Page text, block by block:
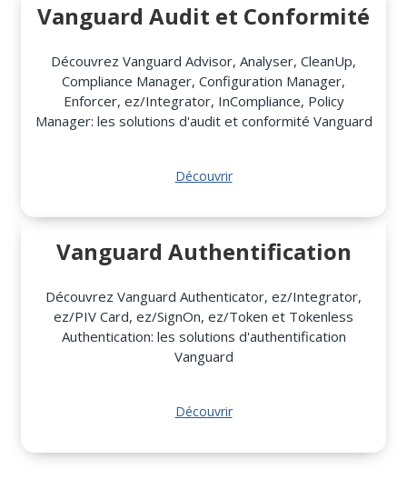
Vanguard Audit et Conformité
Découvrez Vanguard Advisor, Analyser, CleanUp,
Compliance Manager, Configuration Manager,
Enforcer, ez/Integrator, InCompliance, Policy
Manager: les solutions d'audit et conformité Vanguard
Découvrir
Vanguard Authentification
Découvrez Vanguard Authenticator, ez/Integrator,
ez/PIV Card, ez/SignOn, ez/Token et Tokenless
Authentication: les solutions d'authentification
Vanguard
Découvrir